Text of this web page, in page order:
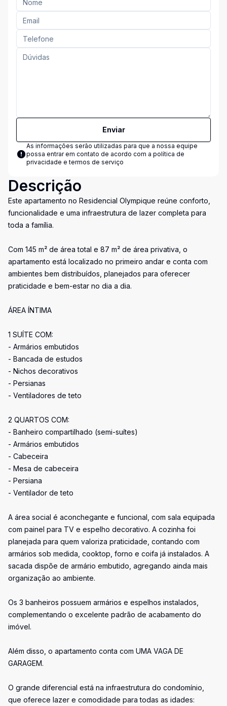
Enviar
As informações serão utilizadas para que a nossa equipe
possa entrar em contato de acordo com a política de
privacidade e termos de serviço
Descrição
Este apartamento no Residencial Olympique reúne conforto,
funcionalidade e uma infraestrutura de lazer completa para
toda a família.
Com 145 m² de área total e 87 m² de área privativa, o
apartamento está localizado no primeiro andar e conta com
ambientes bem distribuídos, planejados para oferecer
praticidade e bem-estar no dia a dia.
ÁREA ÍNTIMA
1 SUÍTE COM:
- Armários embutidos
- Bancada de estudos
- Nichos decorativos
- Persianas
- Ventiladores de teto
2 QUARTOS COM:
- Banheiro compartilhado (semi-suítes)
- Armários embutidos
- Cabeceira
- Mesa de cabeceira
- Persiana
- Ventilador de teto
A área social é aconchegante e funcional, com sala equipada
com painel para TV e espelho decorativo. A cozinha foi
planejada para quem valoriza praticidade, contando com
armários sob medida, cooktop, forno e coifa já instalados. A
sacada dispõe de armário embutido, agregando ainda mais
organização ao ambiente.
Os 3 banheiros possuem armários e espelhos instalados,
complementando o excelente padrão de acabamento do
imóvel.
Além disso, o apartamento conta com UMA VAGA DE
GARAGEM.
O grande diferencial está na infraestrutura do condomínio,
que oferece lazer e comodidade para todas as idades: